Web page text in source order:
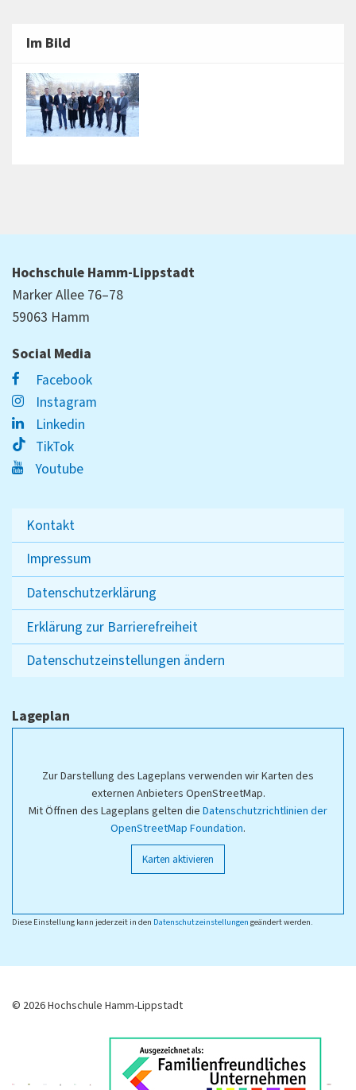
Im Bild
Hochschule Hamm-Lippstadt
Marker Allee 76–78
59063 Hamm
Social Media
Facebook
Instagram
Linkedin
TikTok
Youtube
Kontakt
Impressum
Datenschutzerklärung
Erklärung zur Barrierefreiheit
Datenschutzeinstellungen ändern
Lageplan
Zur Darstellung des Lageplans verwenden wir Karten des
externen Anbieters OpenStreetMap.
Mit Öffnen des Lageplans gelten die Datenschutzrichtlinien der
OpenStreetMap Foundation.
Karten aktivieren
Diese Einstellung kann jederzeit in den Datenschutzeinstellungen geändert werden.
© 2026 Hochschule Hamm-Lippstadt